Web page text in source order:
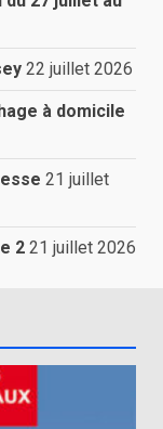
22 juillet 2026
à domicile
21 juillet
2 21 juillet 2026